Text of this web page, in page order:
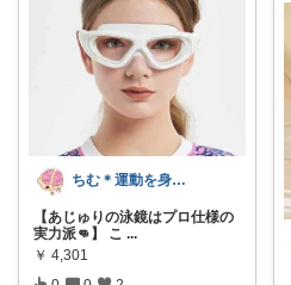
ちむ＊運動を身近に、ハッピーに＊
【あじゅりの泳鏡はプロ仕様の
実力派👊】 こ ...
￥ 4,301